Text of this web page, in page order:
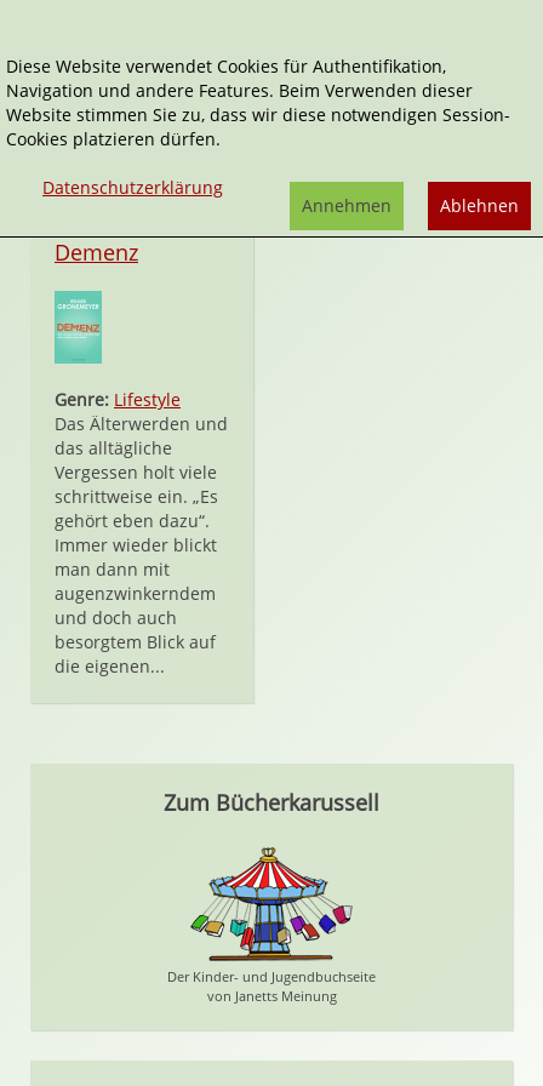
Reimer Gronemeyer
Demenz
Genre: Lifestyle
Das Älterwerden und
das alltägliche
Vergessen holt viele
schrittweise ein. „Es
gehört eben dazu“.
Immer wieder blickt
man dann mit
augenzwinkerndem
und doch auch
besorgtem Blick auf
die eigenen...
Zum Bücherkarussell
Der Kinder- und Jugendbuchseite
von Janetts Meinung
Diese Website verwendet Cookies für Authentifikation,
Navigation und andere Features. Beim Verwenden dieser
Website stimmen Sie zu, dass wir diese notwendigen Session-
Cookies platzieren dürfen.
Datenschutzerklärung
Ablehnen
Annehmen